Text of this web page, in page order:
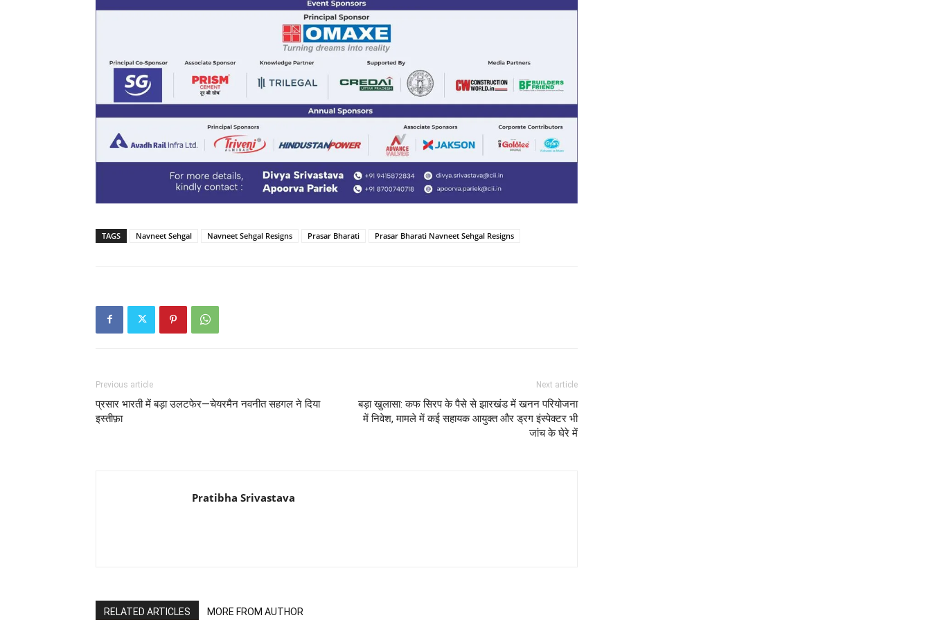
TAGS Navneet Sehgal Navneet Sehgal Resigns Prasar Bharati Prasar Bharati Navneet Sehgal Resigns
Previous article
प्रसार भारती में बड़ा उलटफेर—चेयरमैन नवनीत सहगल ने दिया
इस्तीफ़ा
Next article
बड़ा खुलासा: कफ सिरप के पैसे से झारखंड में खनन परियोजना
में निवेश, मामले में कई सहायक आयुक्त और ड्रग इंस्पेक्टर भी
जांच के घेरे में
Pratibha Srivastava
RELATED ARTICLES MORE FROM AUTHOR